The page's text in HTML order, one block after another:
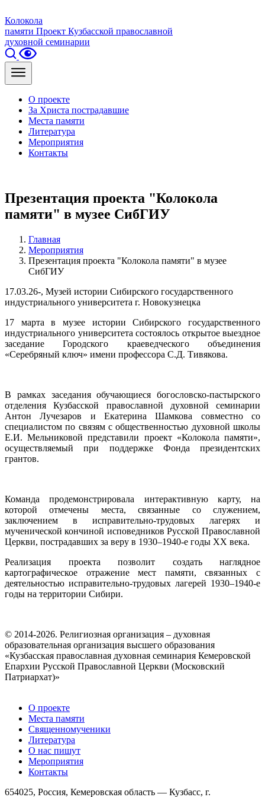
Колокола
памяти Проект Кузбасской православной
духовной семинарии
О проекте
За Христа пострадавшие
Места памяти
Литература
Мероприятия
Контакты
Презентация проекта "Колокола
памяти" в музее СибГИУ
Главная
Мероприятия
Презентация проекта "Колокола памяти" в музее
СибГИУ
17.03.26-, Музей истории Сибирского государственного
индустриального университета г. Новокузнецка
17 марта в музее истории Сибирского государственного
индустриального университета состоялось открытое выездное
заседание Городского краеведческого объединения
«Серебряный ключ» имени профессора С.Д. Тивякова.
В рамках заседания обучающиеся богословско-пастырского
отделения Кузбасской православной духовной семинарии
Антон Лучезаров и Екатерина Шамкова совместно со
специалистом по связям с общественностью духовной школы
Е.И. Мельниковой представили проект «Колокола памяти»,
осуществляемый при поддержке Фонда президентских
грантов.
Команда продемонстрировала интерактивную карту, на
которой отмечены места, связанные со служением,
заключением в исправительно-трудовых лагерях и
мученической кончиной исповедников Русской Православной
Церкви, пострадавших за веру в 1930–1940-е годы XX века.
Реализация проекта позволит создать наглядное
картографическое отражение мест памяти, связанных с
деятельностью исправительно-трудовых лагерей 1930–1940-е
годы на территории Сибири.
© 2014-2026. Религиозная организация – духовная
образовательная организация высшего образования
«Кузбасская православная духовная семинария Кемеровской
Епархии Русской Православной Церкви (Московский
Патриархат)»
О проекте
Места памяти
Священномученики
Литература
О нас пишут
Мероприятия
Контакты
654025, Россия, Кемеровская область — Кузбасс, г.